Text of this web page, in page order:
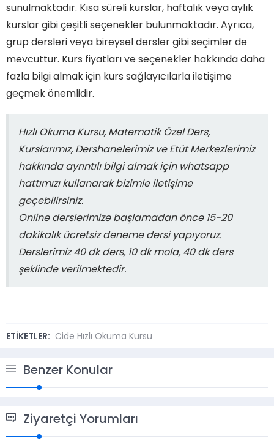
sunulmaktadır. Kısa süreli kurslar, haftalık veya aylık
kurslar gibi çeşitli seçenekler bulunmaktadır. Ayrıca,
grup dersleri veya bireysel dersler gibi seçimler de
mevcuttur. Kurs fiyatları ve seçenekler hakkında daha
fazla bilgi almak için kurs sağlayıcılarla iletişime
geçmek önemlidir.
Hızlı Okuma Kursu, Matematik Özel Ders,
Kurslarımız, Dershanelerimiz ve Etüt Merkezlerimiz
hakkında ayrıntılı bilgi almak için whatsapp
hattımızı kullanarak bizimle iletişime
geçebilirsiniz.
Online derslerimize başlamadan önce 15-20
dakikalık ücretsiz deneme dersi yapıyoruz.
Derslerimiz 40 dk ders, 10 dk mola, 40 dk ders
şeklinde verilmektedir.
ETİKETLER: Cide Hızlı Okuma Kursu
Benzer Konular
Ziyaretçi Yorumları